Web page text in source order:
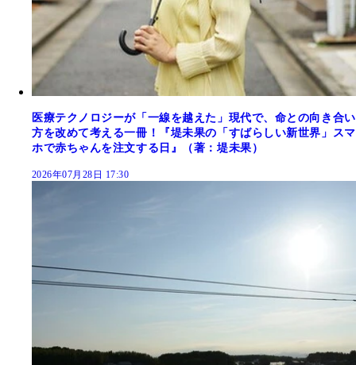
医療テクノロジーが「一線を越えた」現代で、命との向き合い
方を改めて考える一冊！『堤未果の「すばらしい新世界」スマ
ホで赤ちゃんを注文する日』（著：堤未果）
2026年07月28日 17:30